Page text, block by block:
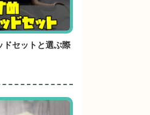
ドセットと選ぶ際